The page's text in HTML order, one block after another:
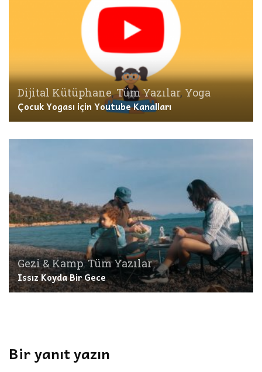
Dijital Kütüphane,Tüm Yazılar, Yoga
Çocuk Yogası için Youtube Kanalları
Gezi & Kamp,Tüm Yazılar
Issız Koyda Bir Gece
Bir yanıt yazın